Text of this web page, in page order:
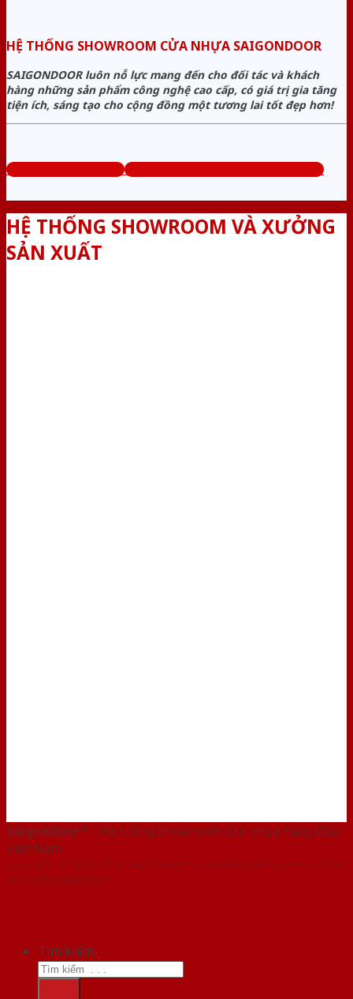
HỆ THỐNG SHOWROOM CỬA NHỰA SAIGONDOOR
SAIGONDOOR luôn nỗ lực mang đến cho đối tác và khách
hàng những sản phẩm công nghệ cao cấp, có giá trị gia tăng
tiện ích, sáng tạo cho cộng đồng một tương lai tốt đẹp hơn!
www.bancuanhua.com Tổng đài tư vấn miễn phí: 0824.400.400
HỆ THỐNG SHOWROOM VÀ XƯỞNG
SẢN XUẤT
SaigonDoor™ - Hệ thống Showroom cửa nhựa hàng đầu
Việt Nam
Copyright ⓒ 2016 – 2026 SaigonDoor™ - www.bancuanhua.com | Đơn vị
chủ quản SaigonDoor
Tìm kiếm: